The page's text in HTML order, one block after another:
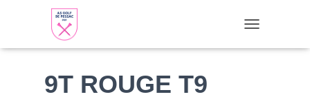
9T ROUGE T9